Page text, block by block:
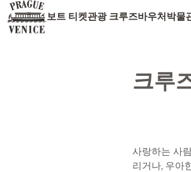
보트 티켓관광 크루즈바우처 박물
크루
사랑하는 사
리거나, 우아